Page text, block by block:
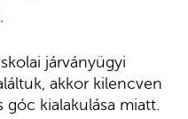
járványügyi
akkor kilencven
kialakulása miatt.